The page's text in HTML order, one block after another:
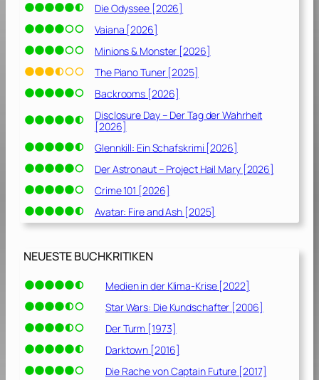
Die Odyssee [2026]
Vaiana [2026]
Minions & Monster [2026]
The Piano Tuner [2025]
Backrooms [2026]
Disclosure Day – Der Tag der Wahrheit
[2026]
Glennkill: Ein Schafskrimi [2026]
Der Astronaut – Project Hail Mary [2026]
Crime 101 [2026]
Avatar: Fire and Ash [2025]
NEUESTE BUCHKRITIKEN
Medien in der Klima-Krise [2022]
Star Wars: Die Kundschafter [2006]
Der Turm [1973]
Darktown [2016]
Die Rache von Captain Future [2017]